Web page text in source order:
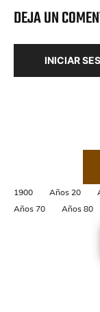
DEJA UN
INICIAR
1900 Años 20
Años 70
Años 80